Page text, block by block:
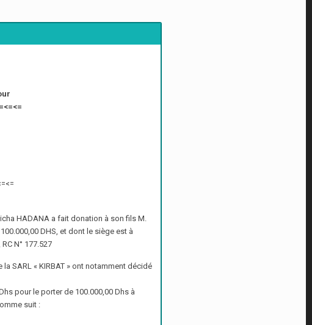
HADANA a fait donation à son fils M.
DHS, et dont le siège est à
N° 177.527
SARL « KIRBAT » ont notamment décidé
pour le porter de 100.000,00 Dhs à
suit :